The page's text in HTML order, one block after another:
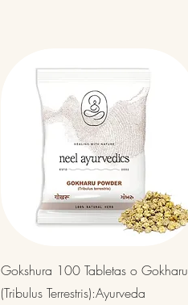
Vista rápida
Gokshura 100 Tabletas o Gokharu
(Tribulus Terrestris):Ayurveda